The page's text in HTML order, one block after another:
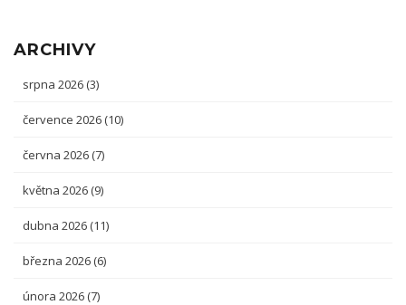
ARCHIVY
srpna 2026 (3)
července 2026 (10)
června 2026 (7)
května 2026 (9)
dubna 2026 (11)
března 2026 (6)
února 2026 (7)